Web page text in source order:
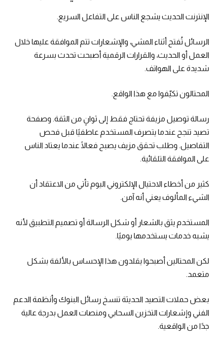
الإنترنت الحديث يشجع الناس على التفاعل السريع.
الرسائل تُفتح أثناء المشي، والإشعارات تتم الموافقة عليها خلال
العمل أو الحديث، والقرارات الرقمية أصبحت تحدث بسرعة
شديدة على الهواتف.
المحتالون تكيّفوا مع هذا الواقع.
رسالة توصيل مزيفة تحتاج فقط إلى ثوانٍ من الثقة. وصفحة
تصيد تنجح عندما يتصرف المستخدم عاطفيًا قبل فحص
التفاصيل. وطلب تحقق مزيف يصبح فعالًا عندما يعتاد الناس
على الموافقة التلقائية.
كثير من أخطاء الاحتيال الإلكتروني اليوم تأتي من الاعتقاد أن
الشيء المألوف يعني أنه آمن.
المستخدم يثق بالشعار أو شكل الرسالة أو تصميم التطبيق لأنه
يشبه خدمات يستخدمها يوميًا.
لكن المحتالين أصبحوا يقلدون هذا الإحساس بالألفة بشكل
متعمد.
بعض حملات التصيد الحديثة تنسخ رسائل البنوك وأنظمة الدعم
الفني وإشعارات التخزين السحابي ومنصات العمل بدرجة عالية
جدًا من الواقعية.